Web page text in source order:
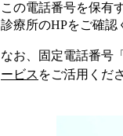
この電話番号を保有
診療所のHPをご確認
なお、固定電話番号「
ービス をご活用くだ